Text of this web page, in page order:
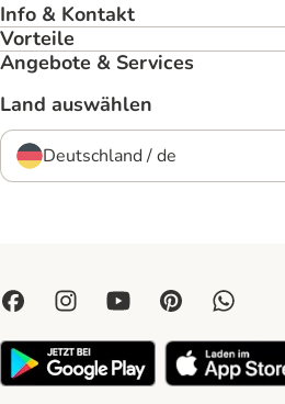
Info & Kontakt
Vorteile
Angebote & Services
Land auswählen
Deutschland / de